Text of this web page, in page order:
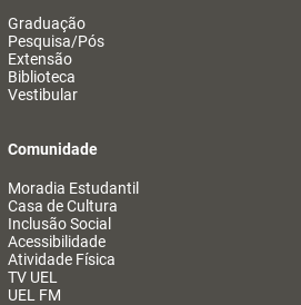
Graduação
Pesquisa/Pós
Extensão
Biblioteca
Vestibular
Comunidade
Moradia Estudantil
Casa de Cultura
Inclusão Social
Acessibilidade
Atividade Física
TV UEL
UEL FM